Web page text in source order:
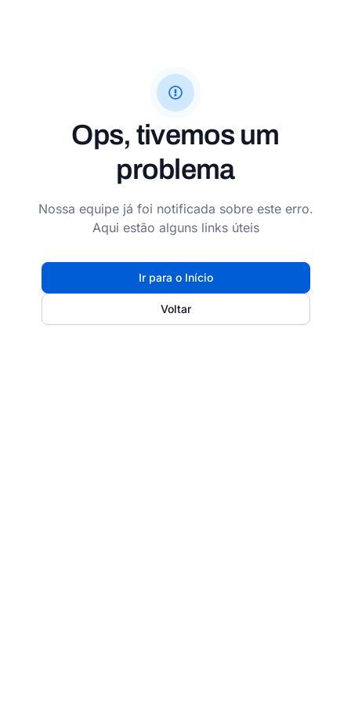
Ops, tivemos um
problema
Nossa equipe já foi notificada sobre este erro.
Aqui estão alguns links úteis
Ir para o Início
Voltar